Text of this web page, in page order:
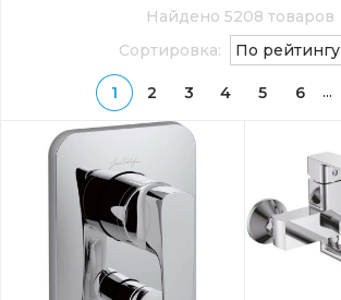
Найдено 5208 товаров
1 2 3 4 5 6 ...
Сортировка: По рейтингу